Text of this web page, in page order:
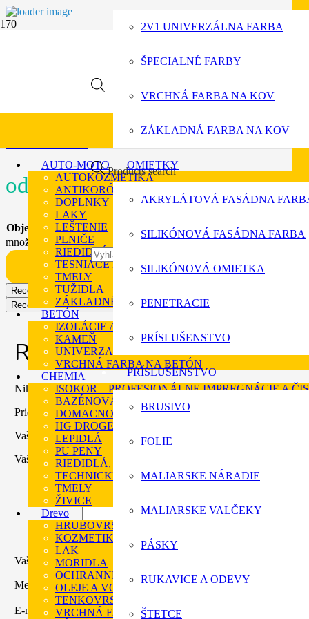
Products search
2V1 UNIVERZÁLNA FARBA
ŠPECIALNÉ FARBY
VRCHNÁ FARBA NA KOV
ZÁKLADNÁ FARBA NA KOV
OMIETKY
AKRYLÁTOVÁ FASÁDNA
SILIKÓNOVÁ FASÁDNA FARBA
SILIKÓNOVÁ OMIETKA
PENETRACIE
PRÍSLUŠENSTVO
PRÍSLUŠENSTVO
BRUSIVO
FOLIE
MALIARSKE NÁRADIE
MALIARSKE VALČEKY
PÁSKY
RUKAVICE A ODEVY
ŠTETCE
AUTO-MOTO
AUTOKOZMETIKA
ANTIKORÓZNE HMOTY
DOPLNKY
LAKY
LEŠTENIE
PLNIČE
RIEDIDLÁ A ODMASŤOVAČE
TESNIACE HMOTY A LEPIDLÁ
TMELY
TUŽIDLA
ZÁKLADNÉ FARBY
BETÓN
IZOLÁCIE A ASFALTOVE NÁTERY
KAMEŇ
UNIVERZALNÁ FARBA NA BETÓN
VRCHNÁ FARBA NA BETÓN
CHEMIA
ISOKOR – PROFESIONÁLNE IMPREGNÁCIE A
BAZÉNOVÁ CHÉMIA
DOMACNOSŤ
HG DROGERIA
LEPIDLÁ
PU PENY
RIEDIDLÁ, TUŽIDLÁ A ODSTRAŇOVAČE
TECHNICKÉ KVAPALINY
TMELY
ŽIVICE
Drevo
HRUBOVRSTVÉ LAZÚRY
KOZMETIKA PRE DREVO
LAK
MORIDLA
OCHRANNÉ NAPUŠŤADLO
OLEJE A VOSKY
TENKOVRSTVÉ LAZÚRY
VRCHNÁ FARBA NA DREVO
Spektra akrylna
od 8,15€
Objem
Vymazať
množstvo Spektra akrylna impregnacia
Pridať do košíka
Recenzie od zákazníkov
Recenzie od zákazníkov
Recenzie
Nikto zatiaľ nepridal hodnotenie.
Pridajte prvú recenziu pre “Spektra akrylna impregnacia”
Vaša e-mailová adresa nebude zverejnená.
Vaše hodnotenie*
Vaša recenzia*
Meno *
E-mail*